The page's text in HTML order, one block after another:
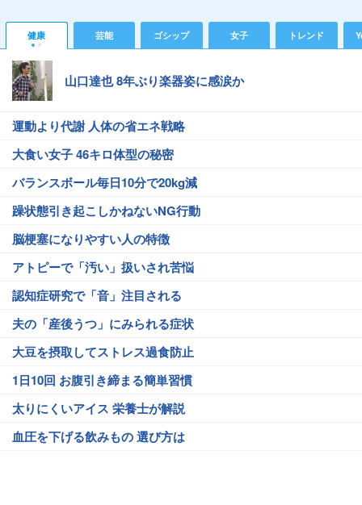
健康 芸能 ゴシップ 女子 トレンド
山口達也 8年ぶり楽器姿に感涙か
運動より代謝 人体の省エネ戦略
大食い女子 46キロ体型の秘密
バランスボール毎日10分で20kg減
躁状態引き起こしかねないNG行動
脳梗塞になりやすい人の特徴
アトピーで「汚い」扱いされ苦悩
認知症研究で「音」注目される
夫の「産後うつ」にみられる症状
大豆を摂取してストレス過食防止
1日10回 お腹引き締まる簡単習慣
太りにくいアイス 栄養士が解説
血圧を下げる飲みもの 選び方は